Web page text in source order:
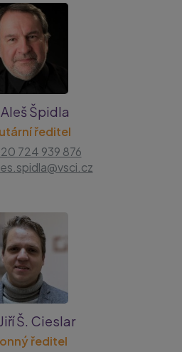
Špidla
ředitel
724 939 876
Š. Cieslar
ředitel